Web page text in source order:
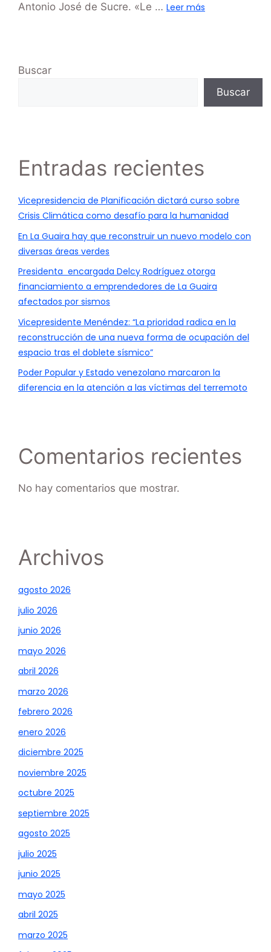
Antonio José de Sucre. «Le … Leer más
Buscar
Buscar
Entradas recientes
Vicepresidencia de Planificación dictará curso sobre
Crisis Climática como desafío para la humanidad
En La Guaira hay que reconstruir un nuevo modelo con
diversas áreas verdes
Presidenta encargada Delcy Rodríguez otorga
financiamiento a emprendedores de La Guaira
afectados por sismos
Vicepresidente Menéndez: “La prioridad radica en la
reconstrucción de una nueva forma de ocupación del
espacio tras el doblete sísmico”
Poder Popular y Estado venezolano marcaron la
diferencia en la atención a las víctimas del terremoto
Comentarios recientes
No hay comentarios que mostrar.
Archivos
agosto 2026
julio 2026
junio 2026
mayo 2026
abril 2026
marzo 2026
febrero 2026
enero 2026
diciembre 2025
noviembre 2025
octubre 2025
septiembre 2025
agosto 2025
julio 2025
junio 2025
mayo 2025
abril 2025
marzo 2025